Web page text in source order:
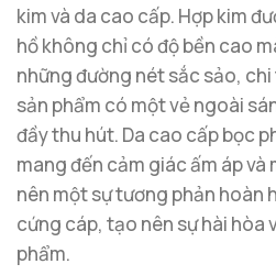
kim và da cao cấp. Hợp kim
hồ không chỉ có độ bền cao
những đường nét sắc sảo,
sản phẩm có một vẻ ngoài
đầy thu hút. Da cao cấp bọc
mang đến cảm giác ấm áp
nên một sự tương phản hoàn
cứng cáp, tạo nên sự hài hòa
phẩm.